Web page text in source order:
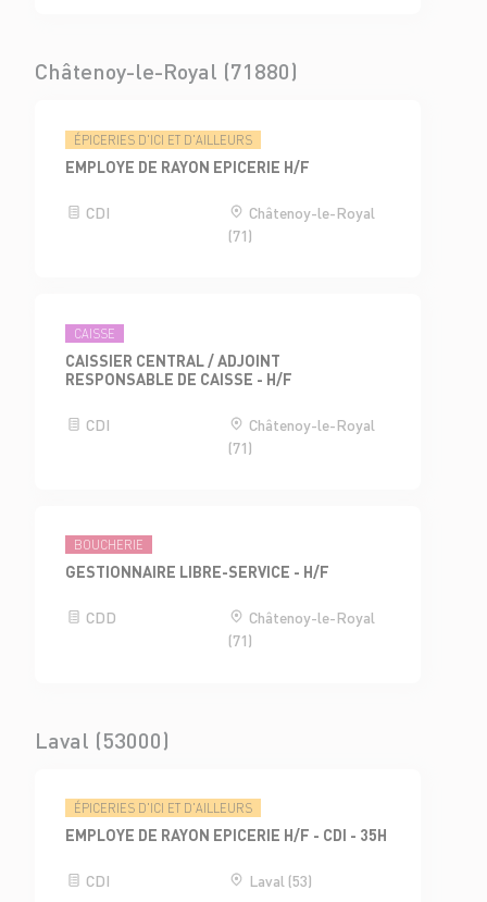
Châtenoy-le-Royal (71880)
ÉPICERIES D'ICI ET D'AILLEURS
EMPLOYE DE RAYON EPICERIE H/F
CDI
Châtenoy-le-Royal
(71)
CAISSE
CAISSIER CENTRAL / ADJOINT
RESPONSABLE DE CAISSE - H/F
CDI
Châtenoy-le-Royal
(71)
BOUCHERIE
GESTIONNAIRE LIBRE-SERVICE - H/F
CDD
Châtenoy-le-Royal
(71)
Laval (53000)
ÉPICERIES D'ICI ET D'AILLEURS
EMPLOYE DE RAYON EPICERIE H/F - CDI - 35H
CDI Laval (53)